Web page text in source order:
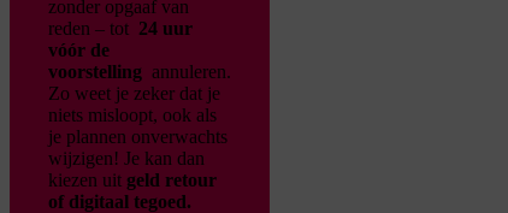
zonder opgaaf van
reden – tot 24 uur
vóór de
voorstelling annuleren.
Zo weet je zeker dat je
niets misloopt, ook als
je plannen onverwachts
wijzigen! Je kan dan
kiezen uit geld retour
of digitaal tegoed.